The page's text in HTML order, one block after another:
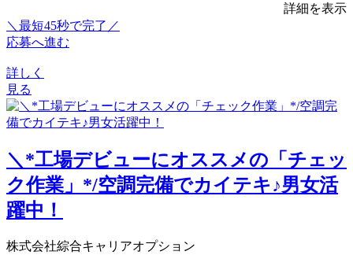
詳細を表示
＼最短45秒で完了／
応募へ進む
詳しく
見る
＼*工場デビューにオススメの「チェッ
ク作業」*/空調完備でカイテキ♪男女活
躍中！
株式会社綜合キャリアオプション